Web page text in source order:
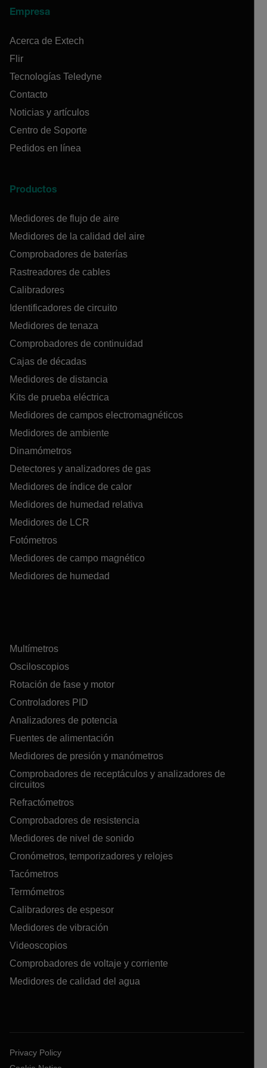
Empresa
Acerca de Extech
Flir
Tecnologías Teledyne
Contacto
Noticias y artículos
Centro de Soporte
Pedidos en línea
Productos
Medidores de flujo de aire
Medidores de la calidad del aire
Comprobadores de baterías
Rastreadores de cables
Calibradores
Identificadores de circuito
Medidores de tenaza
Comprobadores de continuidad
Cajas de décadas
Medidores de distancia
Kits de prueba eléctrica
Medidores de campos electromagnéticos
Medidores de ambiente
Dinamómetros
Detectores y analizadores de gas
Medidores de índice de calor
Medidores de humedad relativa
Medidores de LCR
Fotómetros
Medidores de campo magnético
Medidores de humedad
Multímetros
Osciloscopios
Rotación de fase y motor
Controladores PID
Analizadores de potencia
Fuentes de alimentación
Medidores de presión y manómetros
Comprobadores de receptáculos y analizadores de
circuitos
Refractómetros
Comprobadores de resistencia
Medidores de nivel de sonido
Cronómetros, temporizadores y relojes
Tacómetros
Termómetros
Calibradores de espesor
Medidores de vibración
Videoscopios
Comprobadores de voltaje y corriente
Medidores de calidad del agua
Privacy Policy